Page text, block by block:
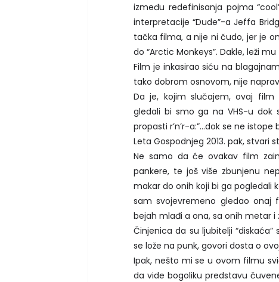
između redefinisanja pojma
interpretacije “Dude”-a Jeffa
tačka filma, a nije ni čudo, jer je
do “Arctic Monkeys”. Dakle, leži mu
Film je inkasirao siću na
tako dobrom osnovom, nije
Da je, kojim slučajem, ovaj film
gledali bi smo ga na VHS-u dok
propasti r’n’r-a:”…dok se ne istope
Leta Gospodnjeg 2013. pak, stvari
Ne samo da će ovakav film
pankere, te još više zbunjenu
makar do onih koji bi ga pogledali
sam svojevremeno gledao onaj
bejah mlađi a ona, sa onih metar i
Činjenica da su ljubitelji
se lože na punk, govori dosta o
Ipak, nešto mi se u ovom filmu
da vide bogoliku predstavu